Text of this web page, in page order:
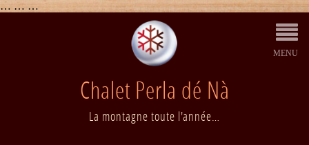
… … …
Chalet Perla dé Nà
La montagne toute l'année…
Accueil